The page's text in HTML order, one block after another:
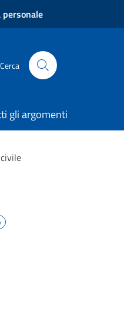
personale
Cerca
gli argomenti